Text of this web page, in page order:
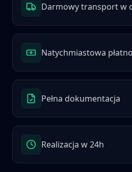
Darmowy transport w
Natychmiastowa
Pełna dokumentacja
Realizacja w 24h